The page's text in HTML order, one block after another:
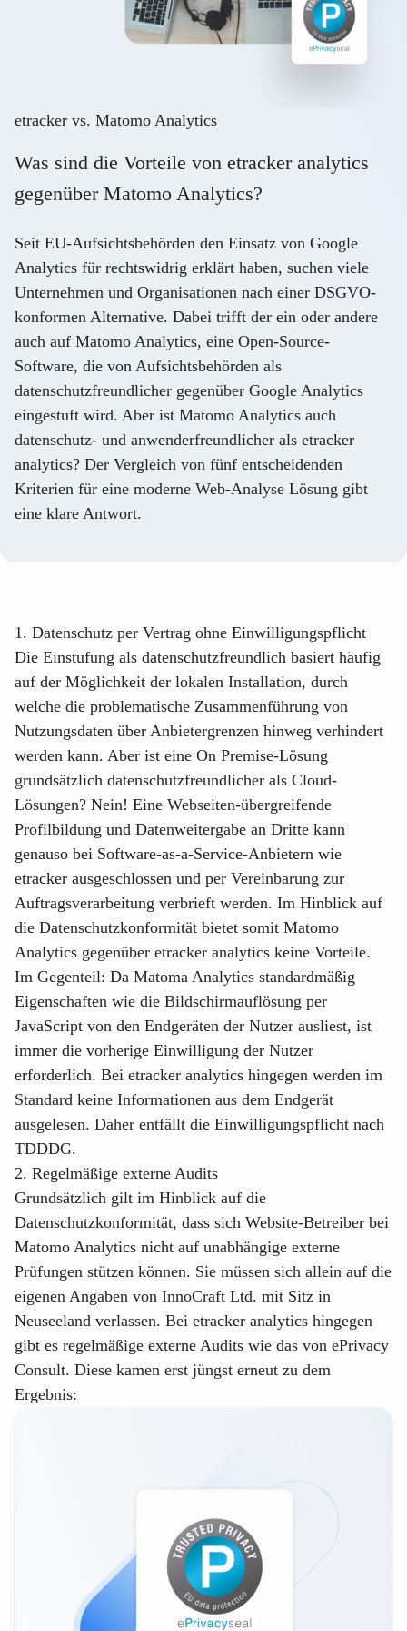
etracker vs. Matomo Analytics
Was sind die Vorteile von etracker analytics
gegenüber Matomo Analytics?
Seit EU-Aufsichtsbehörden den Einsatz von Google
Analytics für rechtswidrig erklärt haben, suchen viele
Unternehmen und Organisationen nach einer DSGVO-
konformen Alternative. Dabei trifft der ein oder andere
auch auf Matomo Analytics, eine Open-Source-
Software, die von Aufsichtsbehörden als
datenschutzfreundlicher gegenüber Google Analytics
eingestuft wird. Aber ist Matomo Analytics auch
datenschutz- und anwenderfreundlicher als etracker
analytics? Der Vergleich von fünf entscheidenden
Kriterien für eine moderne Web-Analyse Lösung gibt
eine klare Antwort.
1. Datenschutz per Vertrag ohne Einwilligungspflicht
Die Einstufung als datenschutzfreundlich basiert häufig
auf der Möglichkeit der lokalen Installation, durch
welche die problematische Zusammenführung von
Nutzungsdaten über Anbietergrenzen hinweg verhindert
werden kann. Aber ist eine On Premise-Lösung
grundsätzlich datenschutzfreundlicher als Cloud-
Lösungen? Nein! Eine Webseiten-übergreifende
Profilbildung und Datenweitergabe an Dritte kann
genauso bei Software-as-a-Service-Anbietern wie
etracker ausgeschlossen und per Vereinbarung zur
Auftragsverarbeitung verbrieft werden. Im Hinblick auf
die Datenschutzkonformität bietet somit Matomo
Analytics gegenüber etracker analytics keine Vorteile.
Im Gegenteil: Da Matoma Analytics standardmäßig
Eigenschaften wie die Bildschirmauflösung per
JavaScript von den Endgeräten der Nutzer ausliest, ist
immer die vorherige Einwilligung der Nutzer
erforderlich. Bei etracker analytics hingegen werden im
Standard keine Informationen aus dem Endgerät
ausgelesen. Daher entfällt die Einwilligungspflicht nach
TDDDG.
2. Regelmäßige externe Audits
Grundsätzlich gilt im Hinblick auf die
Datenschutzkonformität, dass sich Website-Betreiber bei
Matomo Analytics nicht auf unabhängige externe
Prüfungen stützen können. Sie müssen sich allein auf die
eigenen Angaben von InnoCraft Ltd. mit Sitz in
Neuseeland verlassen. Bei etracker analytics hingegen
gibt es regelmäßige externe Audits wie das von ePrivacy
Consult. Diese kamen erst jüngst erneut zu dem
Ergebnis: